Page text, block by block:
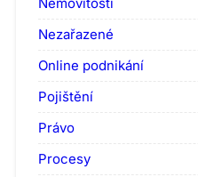
Nezařazené
Online podnikání
Pojištění
Právo
Procesy